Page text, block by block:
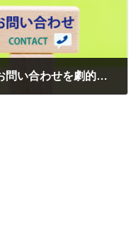
ホームページからのお問い合わせを劇的に増やす！成功事例と具体的な対策とは？